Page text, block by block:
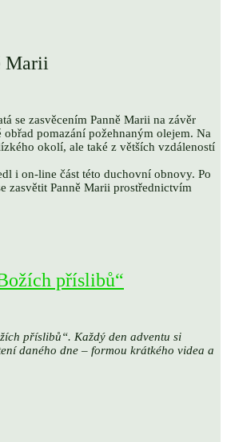
Marii
se zasvěcením Panně Marii na závěr
pomazání požehnaným olejem. Na
okolí, ale také z větších vzdáleností
i on-line část této duchovní obnovy. Po
zasvětit Panně Marii prostřednictvím
příslibů“
příslibů“. Každý den adventu si
daného dne – formou krátkého videa a